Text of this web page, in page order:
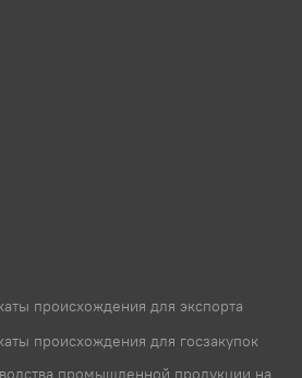
происхождения для экспорта
происхождения для госзакупок
промышленной продукции на